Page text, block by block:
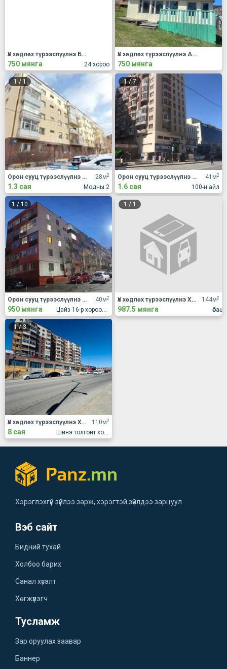
24 хороо
Үл хөдлөх түрээслүүлнэ Бусад
750 мянга
Үл хөдлөх түрээслүүлнэ АОС, хаус, зуслан
750 мянга
1 / 1
28м2
Модны 2
Орон сууц түрээслүүлнэ 2 өрөө
1.3 сая
1/7
41м2
100-н айл
Орон сууц түрээслүүлнэ 1 өрөө
1.6 сая
1 / 10
40м2
Цайз 16-р хороолол
Орон сууц түрээслүүлнэ 1 өрөө
950 мянга
1 / 1
144м2
өбаө
Үл хөдлөх түрээслүүлнэ Худалдаа, үйлчилгээний талбай түрээслүүлнэ
987.5 мянга
1/3
110м2
Шинэ толгойт хороолол
Үл хөдлөх түрээслүүлнэ Худалдаа, үйлчилгээний талбай түрээслүүлнэ
8 сая
Хэрэглэхгүй зүйлээ зарж, хэрэгтэй зүйлдээ зарцуул.
Вэб сайт
Бидний тухай
Холбоо барих
Санал хүсэлт
Хөгжүүлэгч
Тусламж
Зар оруулах заавар
Баннер